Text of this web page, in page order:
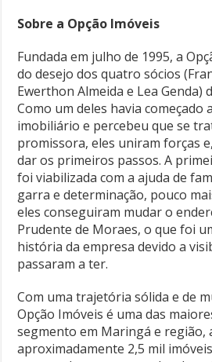
Sobre a Opção Imóveis
Fundada em julho de 1995, a
do desejo dos quatro sócios
Ewerthon Almeida e Lea Genda)
Como um deles havia começado
imobiliário e percebeu que se
promissora, eles uniram forças
dar os primeiros passos. A
foi viabilizada com a ajuda de
garra e determinação, pouco
eles conseguiram mudar o
Prudente de Moraes, o que foi
história da empresa devido a
passaram a ter.
Com uma trajetória sólida e de
Opção Imóveis é uma das
segmento em Maringá e região,
aproximadamente 2,5 mil